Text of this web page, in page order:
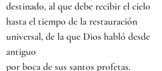
destinado, al que debe recibir el cielo
hasta el tiempo de la restauración
universal, de la que Dios habló desde
antiguo
por boca de sus santos profetas.